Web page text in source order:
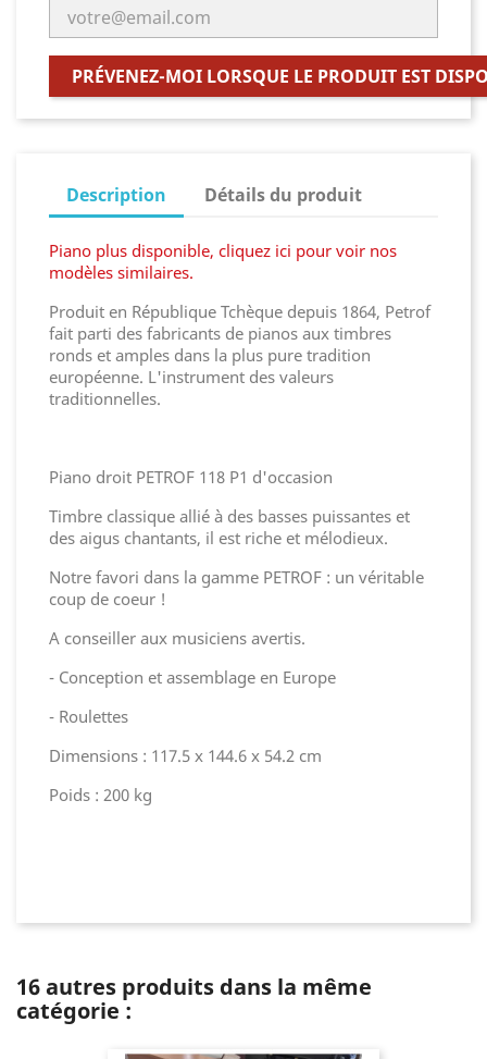
PRÉVENEZ-MOI LORSQUE LE PRODUIT EST
Description Détails du produit
Piano plus disponible, cliquez ici pour voir nos
modèles similaires.
Produit en République Tchèque depuis 1864, Petrof
fait parti des fabricants de pianos aux timbres
ronds et amples dans la plus pure tradition
européenne. L'instrument des valeurs
traditionnelles.
Piano droit PETROF 118 P1 d'occasion
Timbre classique allié à des basses puissantes et
des aigus chantants, il est riche et mélodieux.
Notre favori dans la gamme PETROF : un véritable
coup de coeur !
A conseiller aux musiciens avertis.
- Conception et assemblage en Europe
- Roulettes
Dimensions : 117.5 x 144.6 x 54.2 cm
Poids : 200 kg
16 autres produits dans la même
catégorie :